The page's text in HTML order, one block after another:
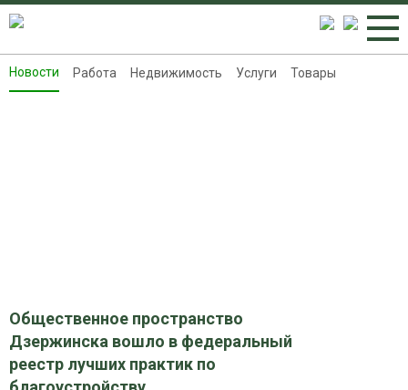
Новости
Новости Работа Недвижимость Услуги Товары
Общественное пространство
Дзержинска вошло в федеральный
реестр лучших практик по